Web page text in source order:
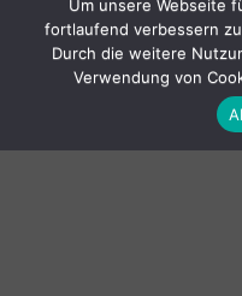
Um unsere Webseite
fortlaufend verbessern
Durch die weitere
Verwendung von